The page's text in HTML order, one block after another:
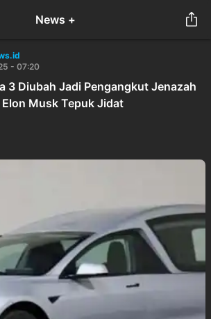
News +
- 07:20
3 Diubah Jadi Pengangkut Jenazah
Elon Musk Tepuk Jidat